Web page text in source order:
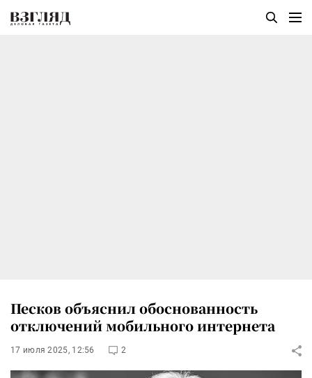
Песков объяснил обоснованность
отключений мобильного интернета
17 июля 2025, 12:56 2